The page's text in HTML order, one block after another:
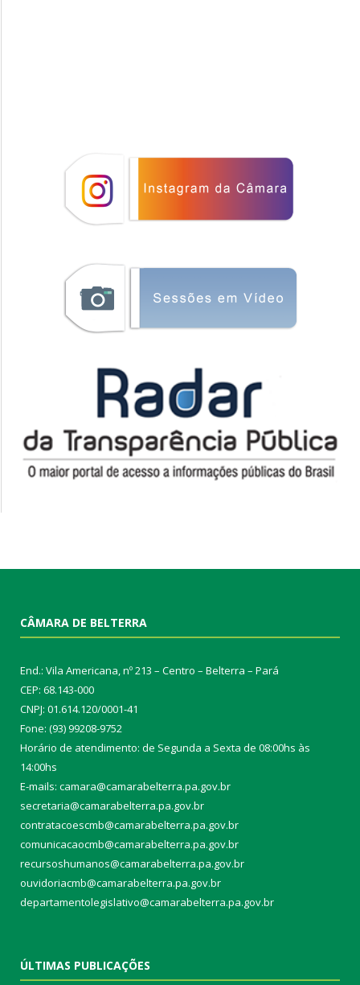
CÂMARA DE BELTERRA
End.: Vila Americana, nº 213 – Centro – Belterra – Pará
CEP: 68.143-000
CNPJ: 01.614.120/0001-41
Fone: (93) 99208-9752
Horário de atendimento: de Segunda a Sexta de 08:00hs às
14:00hs
E-mails: camara@camarabelterra.pa.gov.br
secretaria@camarabelterra.pa.gov.br
contratacoescmb@camarabelterra.pa.gov.br
comunicacaocmb@camarabelterra.pa.gov.br
recursoshumanos@camarabelterra.pa.gov.br
ouvidoriacmb@camarabelterra.pa.gov.br
departamentolegislativo@camarabelterra.pa.gov.br
ÚLTIMAS PUBLICAÇÕES